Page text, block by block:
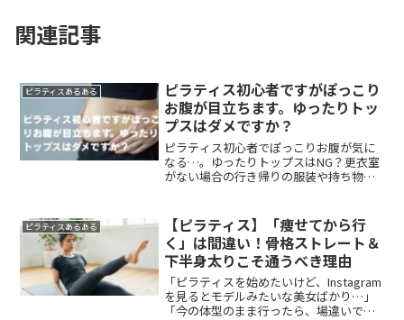
関連記事
ピラティスあるある
ピラティス初心者ですがぽっこり
お腹が目立ちます。ゆったりトッ
プスはダメですか？
ピラティス初心者でぽっこりお腹が気に
なる…。ゆったりトップスはNG？更衣室
がない場合の行き帰りの服装や持ち物も
ピラティスあるある
【ピラティス】「痩せてから行
く」は間違い！骨格ストレート＆
下半身太りこそ通うべき理由
「ピラティスを始めたいけど、Instagram
を見るとモデルみたいな美女ばかり…」
「今の体型のまま行ったら、場違いで恥